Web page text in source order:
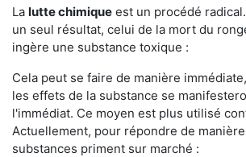
La lutte chimique est un procédé
un seul résultat, celui de la mort du
ingère une substance toxique :
Cela peut se faire de manière
les effets de la substance se
l'immédiat. Ce moyen est plus utilisé
Actuellement, pour répondre de
substances priment sur marché :